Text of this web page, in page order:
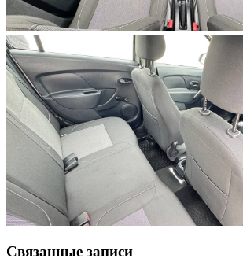
Связанные записи